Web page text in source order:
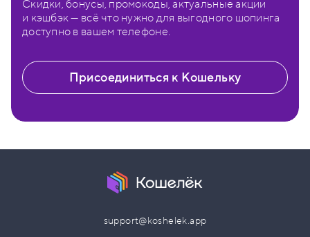
Скидки, бонусы, промокоды, актуальные акции
и кэшбэк — всё что нужно для выгодного шопинга
доступно в вашем телефоне.
Присоединиться к Кошельку
support@koshelek.app